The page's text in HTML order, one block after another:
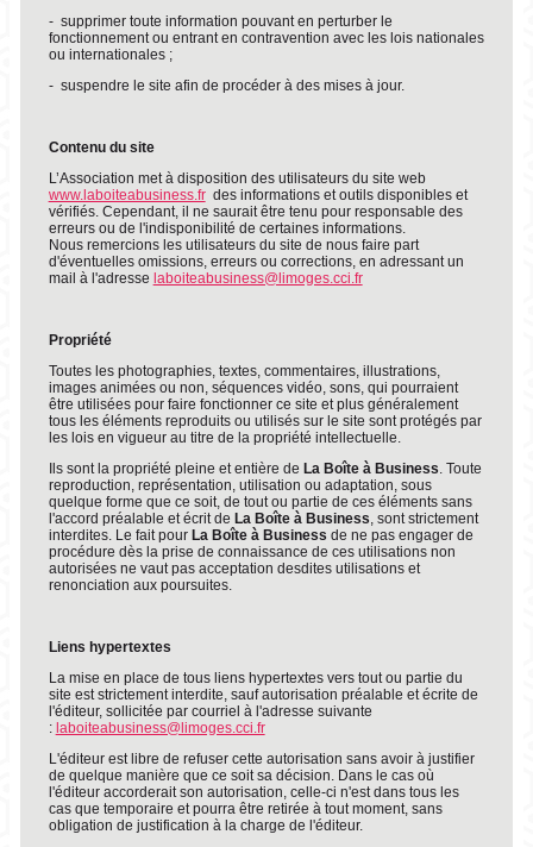
- supprimer toute information pouvant en perturber le
fonctionnement ou entrant en contravention avec les lois nationales
ou internationales ;
- suspendre le site afin de procéder à des mises à jour.
Contenu du site
L’Association met à disposition des utilisateurs du site web
www.laboiteabusiness.frdes informations et outils disponibles et
vérifiés. Cependant, il ne saurait être tenu pour responsable des
erreurs ou de l'indisponibilité de certaines informations.
Nous remercions les utilisateurs du site de nous faire part
d'éventuelles omissions, erreurs ou corrections, en adressant un
mail à l'adresse laboiteabusiness@limoges.cci.fr
Propriété
Toutes les photographies, textes, commentaires, illustrations,
images animées ou non, séquences vidéo, sons, qui pourraient
être utilisées pour faire fonctionner ce site et plus généralement
tous les éléments reproduits ou utilisés sur le site sont protégés par
les lois en vigueur au titre de la propriété intellectuelle.
Ils sont la propriété pleine et entière de La Boîte à Business. Toute
reproduction, représentation, utilisation ou adaptation, sous
quelque forme que ce soit, de tout ou partie de ces éléments sans
l'accord préalable et écrit de La Boîte à Business, sont strictement
interdites. Le fait pour La Boîte à Business de ne pas engager de
procédure dès la prise de connaissance de ces utilisations non
autorisées ne vaut pas acceptation desdites utilisations et
renonciation aux poursuites.
Liens hypertextes
La mise en place de tous liens hypertextes vers tout ou partie du
site est strictement interdite, sauf autorisation préalable et écrite de
l'éditeur, sollicitée par courriel à l'adresse suivante
: laboiteabusiness@limoges.cci.fr
L'éditeur est libre de refuser cette autorisation sans avoir à justifier
de quelque manière que ce soit sa décision. Dans le cas où
l'éditeur accorderait son autorisation, celle-ci n'est dans tous les
cas que temporaire et pourra être retirée à tout moment, sans
obligation de justification à la charge de l'éditeur.